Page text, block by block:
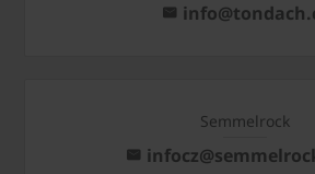
Semmelrock